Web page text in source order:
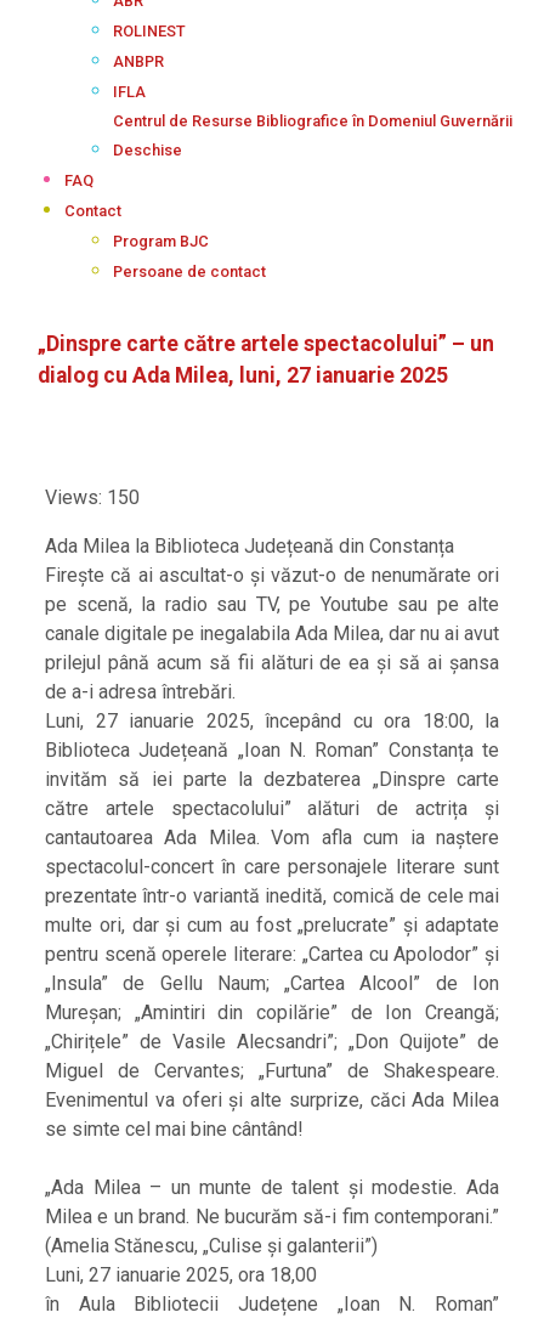
ROLINEST
ANBPR
IFLA
Centrul de Resurse Bibliografice în Domeniul Guvernării
Deschise
FAQ
Contact
Program BJC
Persoane de contact
„Dinspre carte către artele spectacolului” – un
dialog cu Ada Milea, luni, 27 ianuarie 2025
Views: 150
Ada Milea la Biblioteca Județeană din Constanța
Firește că ai ascultat-o și văzut-o de nenumărate ori
pe scenă, la radio sau TV, pe Youtube sau pe alte
canale digitale pe inegalabila Ada Milea, dar nu ai avut
prilejul până acum să fii alături de ea și să ai șansa
de a-i adresa întrebări.
Luni, 27 ianuarie 2025, începând cu ora 18:00, la
Biblioteca Județeană „Ioan N. Roman” Constanța te
invităm să iei parte la dezbaterea „Dinspre carte
către artele spectacolului” alături de actrița și
cantautoarea Ada Milea. Vom afla cum ia naștere
spectacolul-concert în care personajele literare sunt
prezentate într-o variantă inedită, comică de cele mai
multe ori, dar și cum au fost „prelucrate” și adaptate
pentru scenă operele literare: „Cartea cu Apolodor” și
„Insula” de Gellu Naum; „Cartea Alcool” de Ion
Mureșan; „Amintiri din copilărie” de Ion Creangă;
„Chirițele” de Vasile Alecsandri”; „Don Quijote” de
Miguel de Cervantes; „Furtuna” de Shakespeare.
Evenimentul va oferi și alte surprize, căci Ada Milea
se simte cel mai bine cântând!
„Ada Milea – un munte de talent și modestie. Ada
Milea e un brand. Ne bucurăm să-i fim contemporani.”
(Amelia Stănescu, „Culise și galanterii”)
Luni, 27 ianuarie 2025, ora 18,00
în Aula Bibliotecii Județene „Ioan N. Roman”